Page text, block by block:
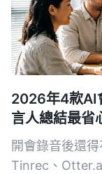
2026年4款AI
言人總結最省
開會錄音後還
Tinrec、